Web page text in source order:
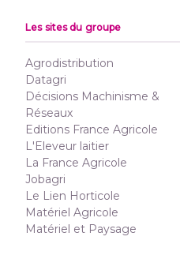
Les sites du groupe
Agrodistribution
Datagri
Décisions Machinisme &
Réseaux
Editions France Agricole
L'Eleveur laitier
La France Agricole
Jobagri
Le Lien Horticole
Matériel Agricole
Matériel et Paysage